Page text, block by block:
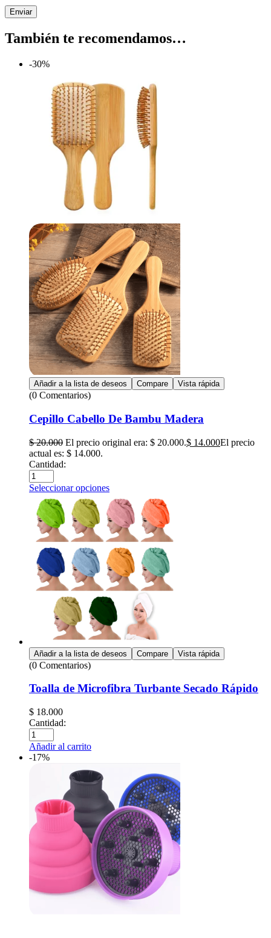
Enviar
También te recomendamos…
-30%
Añadir a la lista de deseos Compare Vista rápida
(0 Comentarios)
Cepillo Cabello De Bambu Madera
$20.000 El precio original era: $ 20.000.$ 14.000El precio
actual es: $ 14.000.
Cantidad:
Seleccionar opciones
Añadir a la lista de deseos Compare Vista rápida
(0 Comentarios)
Toalla de Microfibra Turbante Secado Rápido
$ 18.000
Cantidad:
Añadir al carrito
-17%